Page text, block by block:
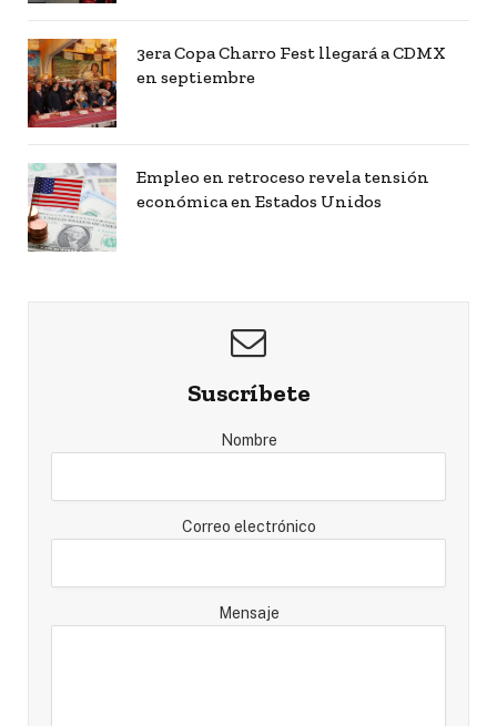
3era Copa Charro Fest llegará a CDMX
en septiembre
Empleo en retroceso revela tensión
económica en Estados Unidos
Suscríbete
Nombre
Correo electrónico
Mensaje